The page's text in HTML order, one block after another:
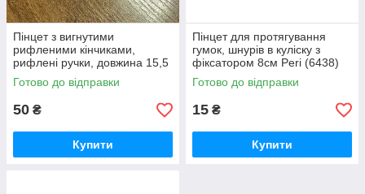
Пінцет з вигнутими
рифленими кінчиками,
рифлені ручки, довжина 15,5
см, TWE-6 Yoke, з отвором
(6271)
Готово до відправки
50 ₴
Купити
Пінцет для протягування
гумок, шнурів в куліску з
фіксатором 8см Peri (6438)
Готово до відправки
15 ₴
Купити